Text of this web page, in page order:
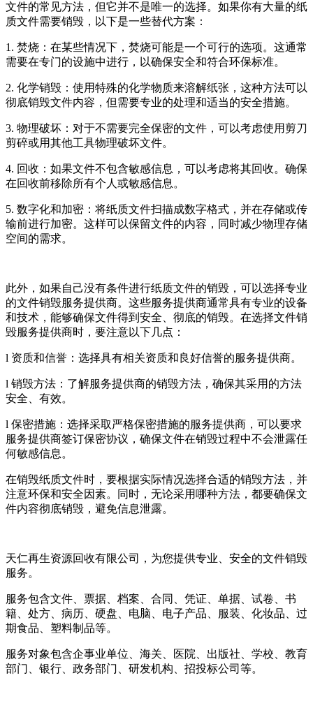
文件的常见方法，但它并不是唯一的选择。如果你有大量的纸
质文件需要销毁，以下是一些替代方案：
1. 焚烧：在某些情况下，焚烧可能是一个可行的选项。这通常
需要在专门的设施中进行，以确保安全和符合环保标准。
2. 化学销毁：使用特殊的化学物质来溶解纸张，这种方法可以
彻底销毁文件内容，但需要专业的处理和适当的安全措施。
3. 物理破坏：对于不需要完全保密的文件，可以考虑使用剪刀
剪碎或用其他工具物理破坏文件。
4. 回收：如果文件不包含敏感信息，可以考虑将其回收。确保
在回收前移除所有个人或敏感信息。
5. 数字化和加密：将纸质文件扫描成数字格式，并在存储或传
输前进行加密。这样可以保留文件的内容，同时减少物理存储
空间的需求。
此外，如果自己没有条件进行纸质文件的销毁，可以选择专业
的文件销毁服务提供商。这些服务提供商通常具有专业的设备
和技术，能够确保文件得到安全、彻底的销毁。在选择文件销
毁服务提供商时，要注意以下几点：
l 资质和信誉：选择具有相关资质和良好信誉的服务提供商。
l 销毁方法：了解服务提供商的销毁方法，确保其采用的方法
安全、有效。
l 保密措施：选择采取严格保密措施的服务提供商，可以要求
服务提供商签订保密协议，确保文件在销毁过程中不会泄露任
何敏感信息。
在销毁纸质文件时，要根据实际情况选择合适的销毁方法，并
注意环保和安全因素。同时，无论采用哪种方法，都要确保文
件内容彻底销毁，避免信息泄露。
天仁再生资源回收有限公司，为您提供专业、安全的文件销毁
服务。
服务包含文件、票据、档案、合同、凭证、单据、试卷、书
籍、处方、病历、硬盘、电脑、电子产品、服装、化妆品、过
期食品、塑料制品等。
服务对象包含企事业单位、海关、医院、出版社、学校、教育
部门、银行、政务部门、研发机构、招投标公司等。